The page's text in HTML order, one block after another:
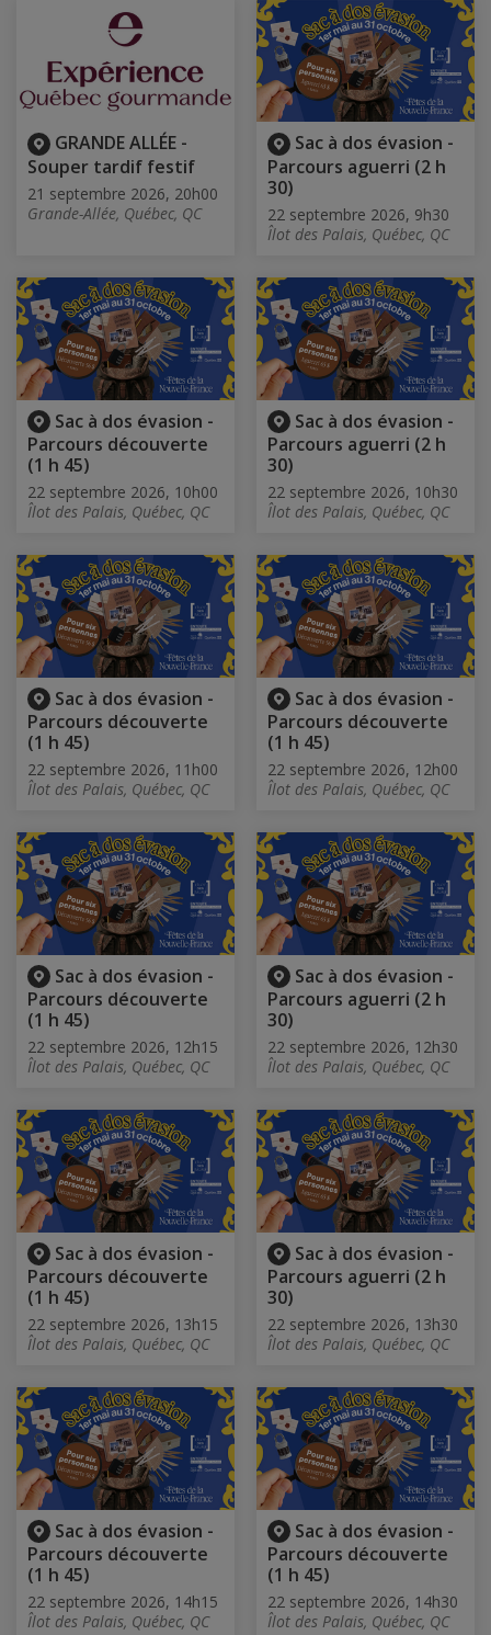
GRANDE ALLÉE -
Souper tardif festif
21 septembre 2026, 20h00
Grande-Allée, Québec, QC
Sac à dos évasion -
Parcours aguerri (2 h
30)
22 septembre 2026, 9h30
Îlot des Palais, Québec, QC
Sac à dos évasion -
Parcours découverte
(1 h 45)
22 septembre 2026, 10h00
Îlot des Palais, Québec, QC
Sac à dos évasion -
Parcours aguerri (2 h
30)
22 septembre 2026, 10h30
Îlot des Palais, Québec, QC
Sac à dos évasion -
Parcours découverte
(1 h 45)
22 septembre 2026, 11h00
Îlot des Palais, Québec, QC
Sac à dos évasion -
Parcours découverte
(1 h 45)
22 septembre 2026, 12h00
Îlot des Palais, Québec, QC
Sac à dos évasion -
Parcours découverte
(1 h 45)
22 septembre 2026, 12h15
Îlot des Palais, Québec, QC
Sac à dos évasion -
Parcours aguerri (2 h
30)
22 septembre 2026, 12h30
Îlot des Palais, Québec, QC
Sac à dos évasion -
Parcours découverte
(1 h 45)
22 septembre 2026, 13h15
Îlot des Palais, Québec, QC
Sac à dos évasion -
Parcours aguerri (2 h
30)
22 septembre 2026, 13h30
Îlot des Palais, Québec, QC
Sac à dos évasion -
Parcours découverte
(1 h 45)
22 septembre 2026, 14h15
Îlot des Palais, Québec, QC
Sac à dos évasion -
Parcours découverte
(1 h 45)
22 septembre 2026, 14h30
Îlot des Palais, Québec, QC